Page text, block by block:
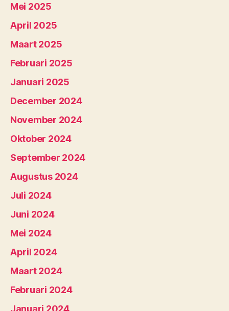
Mei 2025
April 2025
Maart 2025
Februari 2025
Januari 2025
December 2024
November 2024
Oktober 2024
September 2024
Augustus 2024
Juli 2024
Juni 2024
Mei 2024
April 2024
Maart 2024
Februari 2024
Januari 2024